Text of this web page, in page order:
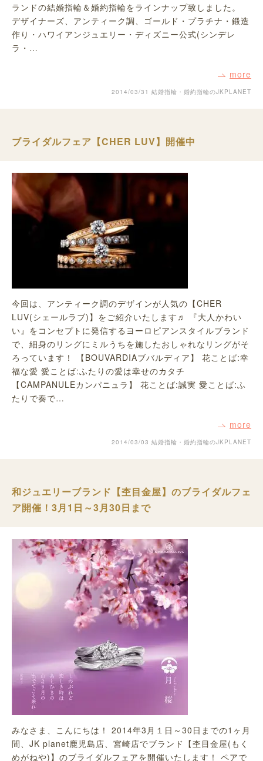
ランドの結婚指輪＆婚約指輪をラインナップ致しました。
デザイナーズ、アンティーク調、ゴールド・プラチナ・鍛造
作り・ハワイアンジュエリー・ディズニー公式(シンデレ
ラ・…
more
2014/03/31 結婚指輪・婚約指輪のJKPLANET
ブライダルフェア【CHER LUV】開催中
今回は、アンティーク調のデザインが人気の【CHER
LUV(シェールラブ)】をご紹介いたします♬ 『大人かわい
い』をコンセプトに発信するヨーロピアンスタイルブランド
で、細身のリングにミルうちを施したおしゃれなリングがそ
ろっています！ 【BOUVARDIAブバルディア】 花ことば:幸
福な愛 愛ことば:ふたりの愛は幸せのカタチ
【CAMPANULEカンパニュラ】 花ことば:誠実 愛ことば:ふ
たりで奏で…
more
2014/03/03 結婚指輪・婚約指輪のJKPLANET
和ジュエリーブランド【杢目金屋】のブライダルフェ
ア開催！3月1日～3月30日まで
みなさま、こんにちは！ 2014年3月１日～30日までの1ヶ月
間、JK planet鹿児島店、宮崎店でブランド【杢目金屋(もく
めがねや)】のブライダルフェアを開催いたします！ ペアで